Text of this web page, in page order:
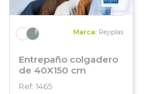
Marca: Rejiplas
Entrepaño colgadero
de 40X150 cm
Ref: 1465